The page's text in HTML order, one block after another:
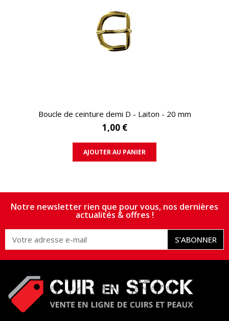
APERÇU RAPIDE
Boucle de ceinture demi D - Laiton - 20 mm
1,00 €
AJOUTER AU PANIER
Notre newsletter rien que pour vous, nos dernières
actualités & offres !
S’ABONNER